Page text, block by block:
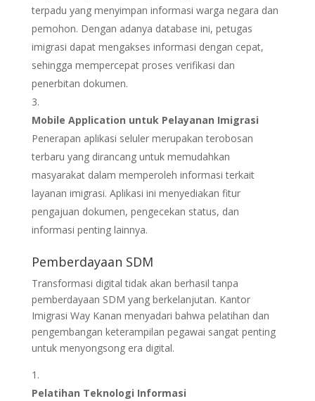
terpadu yang menyimpan informasi warga negara dan
pemohon. Dengan adanya database ini, petugas
imigrasi dapat mengakses informasi dengan cepat,
sehingga mempercepat proses verifikasi dan
penerbitan dokumen.
Mobile Application untuk Pelayanan Imigrasi
Penerapan aplikasi seluler merupakan terobosan
terbaru yang dirancang untuk memudahkan
masyarakat dalam memperoleh informasi terkait
layanan imigrasi. Aplikasi ini menyediakan fitur
pengajuan dokumen, pengecekan status, dan
informasi penting lainnya.
Pemberdayaan SDM
Transformasi digital tidak akan berhasil tanpa
pemberdayaan SDM yang berkelanjutan. Kantor
Imigrasi Way Kanan menyadari bahwa pelatihan dan
pengembangan keterampilan pegawai sangat penting
untuk menyongsong era digital.
Pelatihan Teknologi Informasi